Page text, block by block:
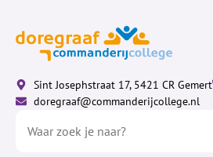
Sint Josephstraat 17, 5421 CR Gemert
doregraaf@commanderijcollege.nl